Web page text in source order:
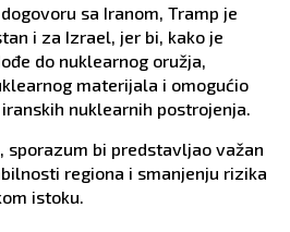
sa Iranom, Tramp je
i za Izrael, jer bi, kako je
do nuklearnog oružja,
materijala i omogućio
nuklearnih postrojenja.
sporazum bi predstavljao važan
regiona i smanjenju rizika
istoku.